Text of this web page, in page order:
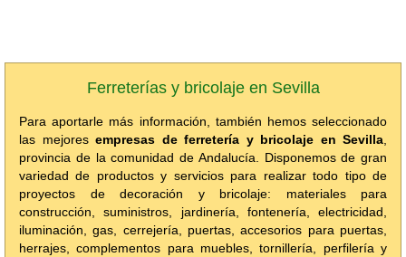
Ferreterías y bricolaje en Sevilla
Para aportarle más información, también hemos seleccionado
las mejores empresas de ferretería y bricolaje en Sevilla
provincia de la comunidad de Andalucía. Disponemos de gran
variedad de productos y servicios para realizar todo tipo de
proyectos de decoración y bricolaje: materiales para
construcción, suministros, jardinería, fontenería, electricidad,
iluminación, gas, cerrejería, puertas, accesorios para puertas,
herrajes, complementos para muebles, tornillería, perfilería y